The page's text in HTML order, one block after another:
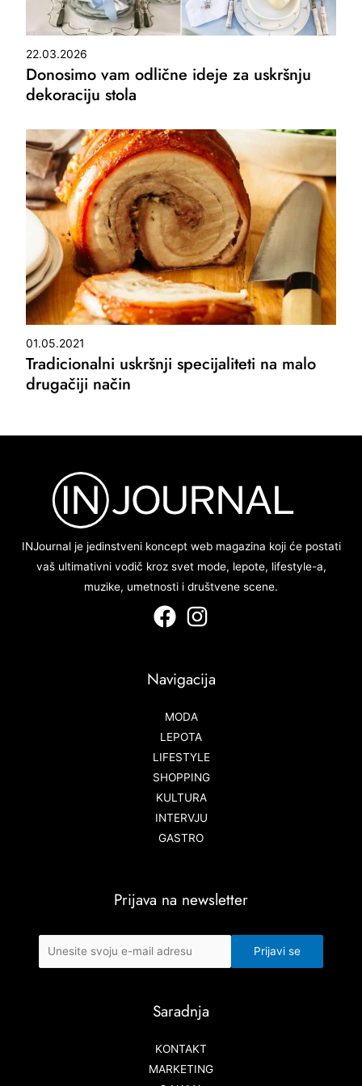
22.03.2026
Donosimo vam odlične ideje za uskršnju
dekoraciju stola
01.05.2021
Tradicionalni uskršnji specijaliteti na malo
drugačiji način
INJournal je jedinstveni koncept web magazina koji će postati
vaš ultimativni vodič kroz svet mode, lepote, lifestyle-a,
muzike, umetnosti i društvene scene.
Navigacija
MODA
LEPOTA
LIFESTYLE
SHOPPING
KULTURA
INTERVJU
GASTRO
Prijava na newsletter
Saradnja
KONTAKT
MARKETING